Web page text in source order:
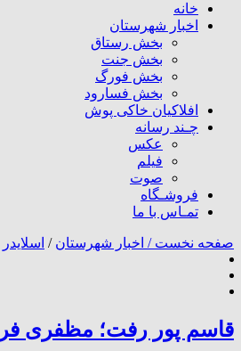
خانه
اخبار شهرستان
بخش رستاق
بخش جنت
بخش فورگ
بخش فسارود
افلاکیان خاکی پوش
چـند رسانه
عکس
فیلم
صوت
فروشـگاه
تمـاس با ما
صفحه نخست / اخبار شهرستان / اسلایدر
قاسم پور رفت؛ مظفری